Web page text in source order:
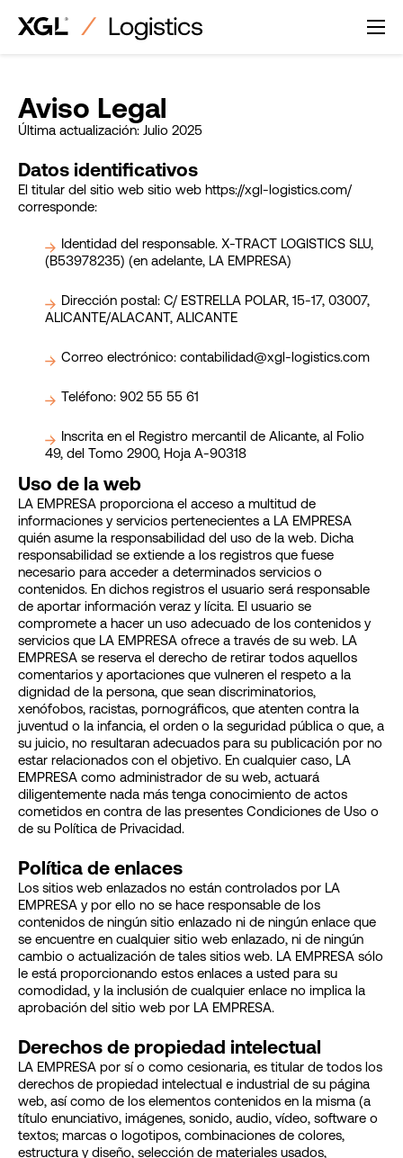
Aviso Legal
Última actualización: Julio 2025
Datos identificativos
El titular del sitio web sitio web https://xgl-logistics.com/
corresponde:
Identidad del responsable. X-TRACT LOGISTICS SLU,
(B53978235) (en adelante, LA EMPRESA)
Dirección postal: C/ ESTRELLA POLAR, 15-17, 03007,
ALICANTE/ALACANT, ALICANTE
Correo electrónico: contabilidad@xgl-logistics.com
Teléfono: 902 55 55 61
Inscrita en el Registro mercantil de Alicante, al Folio
49, del Tomo 2900, Hoja A-90318
Uso de la web
LA EMPRESA proporciona el acceso a multitud de
informaciones y servicios pertenecientes a LA EMPRESA
quién asume la responsabilidad del uso de la web. Dicha
responsabilidad se extiende a los registros que fuese
necesario para acceder a determinados servicios o
contenidos. En dichos registros el usuario será responsable
de aportar información veraz y lícita. El usuario se
compromete a hacer un uso adecuado de los contenidos y
servicios que LA EMPRESA ofrece a través de su web. LA
EMPRESA se reserva el derecho de retirar todos aquellos
comentarios y aportaciones que vulneren el respeto a la
dignidad de la persona, que sean discriminatorios,
xenófobos, racistas, pornográficos, que atenten contra la
juventud o la infancia, el orden o la seguridad pública o que, a
su juicio, no resultaran adecuados para su publicación por no
estar relacionados con el objetivo. En cualquier caso, LA
EMPRESA como administrador de su web, actuará
diligentemente nada más tenga conocimiento de actos
cometidos en contra de las presentes Condiciones de Uso o
de su Política de Privacidad.
Política de enlaces
Los sitios web enlazados no están controlados por LA
EMPRESA y por ello no se hace responsable de los
contenidos de ningún sitio enlazado ni de ningún enlace que
se encuentre en cualquier sitio web enlazado, ni de ningún
cambio o actualización de tales sitios web. LA EMPRESA sólo
le está proporcionando estos enlaces a usted para su
comodidad, y la inclusión de cualquier enlace no implica la
aprobación del sitio web por LA EMPRESA.
Derechos de propiedad intelectual
LA EMPRESA por sí o como cesionaria, es titular de todos los
derechos de propiedad intelectual e industrial de su página
web, así como de los elementos contenidos en la misma (a
título enunciativo, imágenes, sonido, audio, vídeo, software o
textos; marcas o logotipos, combinaciones de colores,
estructura y diseño, selección de materiales usados,